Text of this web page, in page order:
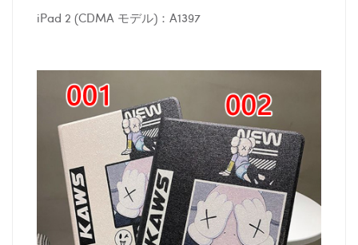
iPad 2 (CDMA モデル)：A1397